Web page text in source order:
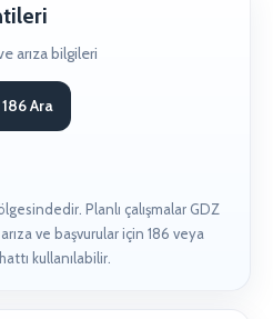
arıza bilgileri
186 Ara
Planlı çalışmalar GDZ
ve başvurular için 186 veya
kullanılabilir.